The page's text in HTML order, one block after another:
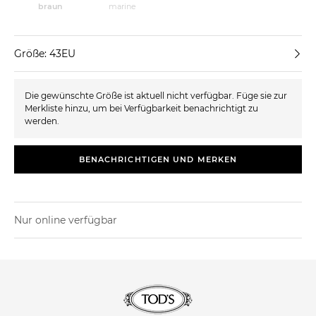
braun marine
Größe: 43EU
Die gewünschte Größe ist aktuell nicht verfügbar. Füge sie zur
Merkliste hinzu, um bei Verfügbarkeit benachrichtigt zu
werden.
BENACHRICHTIGEN UND MERKEN
Nur online verfügbar